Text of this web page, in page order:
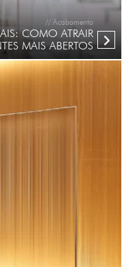
// Acabamento
COMO ATRAIR
MAIS ABERTOS